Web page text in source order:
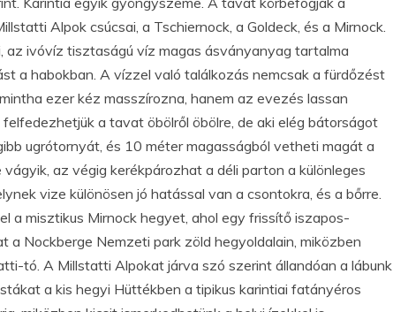
Alpok csúcsai, a Tschiernock, a Goldeck, és a Mirnock.
az ivóvíz tisztaságú víz magas ásványanyag tartalma
a habokban. A vízzel való találkozás nemcsak a fürdőzést
ezer kéz masszírozna, hanem az evezés lassan
a tavat öbölről öbölre, de aki elég bátorságot
ugrótornyát, és 10 méter magasságból vetheti magát a
az végig kerékpározhat a déli parton a különleges
vize különösen jó hatással van a csontokra, és a bőrre.
a misztikus Mirnock hegyet, ahol egy frissítő iszapos-
a Nockberge Nemzeti park zöld hegyoldalain, miközben
tó. A Millstatti Alpokat járva szó szerint állandóan a lábunk
a kis hegyi Hüttékben a tipikus karintiai fatányéros